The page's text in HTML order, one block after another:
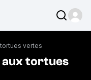
vertes
aux tortues